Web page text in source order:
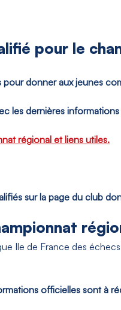
pour le
donner aux jeunes
les dernières
régional et liens utiles.
sur la page du club
Ile de France des
officielles sont à